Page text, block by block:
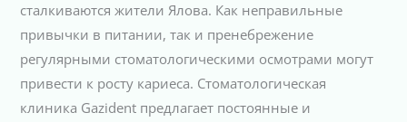
сталкиваются жители Ялова. Как неправильные
привычки в питании, так и пренебрежение
регулярными стоматологическими осмотрами могут
привести к росту кариеса. Стоматологическая
клиника Gazident предлагает постоянные и